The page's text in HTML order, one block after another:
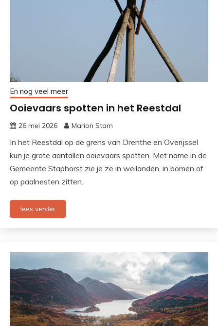
En nog veel meer
Ooievaars spotten in het Reestdal
26 mei 2026 Marion Stam
In het Reestdal op de grens van Drenthe en Overijssel
kun je grote aantallen ooievaars spotten. Met name in de
Gemeente Staphorst zie je ze in weilanden, in bomen of
op paalnesten zitten.
lees verder